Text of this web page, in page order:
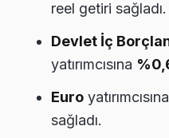
reel getiri sağladı.
Devlet İç
yatırımcısına
Euro yatırımcısına
sağladı.